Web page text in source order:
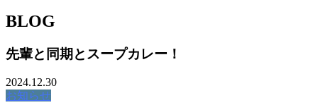
BLOG
先輩と同期とスープカレー！
2024.12.30
お知らせ